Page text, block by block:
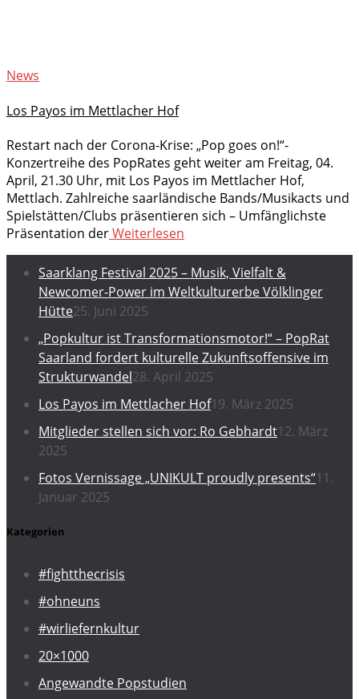
News
Los Payos im Mettlacher Hof
Restart nach der Corona-Krise: „Pop goes on!“-
Konzertreihe des PopRates geht weiter am Freitag, 04.
April, 21.30 Uhr, mit Los Payos im Mettlacher Hof,
Mettlach. Zahlreiche saarländische Bands/Musikacts und
Spielstätten/Clubs präsentieren sich – Umfänglichste
Präsentation derWeiterlesen
Saarklang Festival 2025 – Musik, Vielfalt &
Newcomer-Power im Weltkulturerbe Völklinger
Hütte25. Juni 2025
„Popkultur ist Transformationsmotor!“ – PopRat
Saarland fordert kulturelle Zukunftsoffensive im
Strukturwandel28. April 2025
Los Payos im Mettlacher Hof19. März 2025
Mitglieder stellen sich vor: Ro Gebhardt12. März
2025
Fotos Vernissage „UNIKULT proudly presents“11.
Januar 2025
Kategorien
#fightthecrisis
#ohneuns
#wirliefernkultur
20×1000
Angewandte Popstudien